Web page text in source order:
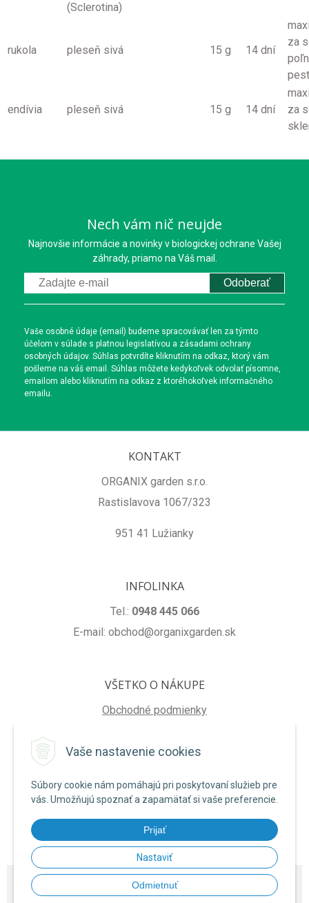
Vaše nastavenie cookies
Súbory cookie nám pomáhajú pri poskytovaní služieb pre
vás. Umožňujú spoznať a zapamätať si vaše preferencie.
Prijať
Nastaviť
Odmietnuť
(Sclerotina)
rukola pleseň sivá 15 g 14 dní
za
endívia pleseň sivá 15 g 14 dní
za
Nech vám nič neujde
Najnovšie informácie a novinky v biologickej ochrane Vašej
záhrady, priamo na Váš mail.
Odoberať
Vaše osobné údaje (email) budeme spracovávať len za týmto
účelom v súlade s platnou legislatívou a zásadami ochrany
osobných údajov. Súhlas potvrdíte kliknutím na odkaz, ktorý vám
pošleme na váš email. Súhlas môžete kedykoľvek odvolať písomne,
emailom alebo kliknutím na odkaz z ktoréhokoľvek informačného
emailu.
KONTAKT
ORGANIX garden s.r.o.
Rastislavova 1067/323
951 41 Lužianky
INFOLINKA
Tel.: 0948 445 066
E-mail: obchod@organixgarden.sk
VŠETKO O NÁKUPE
Obchodné podmienky
Reklamačné podmienky
NA STIAHNUTIE
Formulár na odstúpenie od zmluvy
Poučenie o uplatnení práva na odstúpenie od zmluvy
© 2026 ORGANIXgarden • NextShop&e-shop Pohoda Connector NextCom